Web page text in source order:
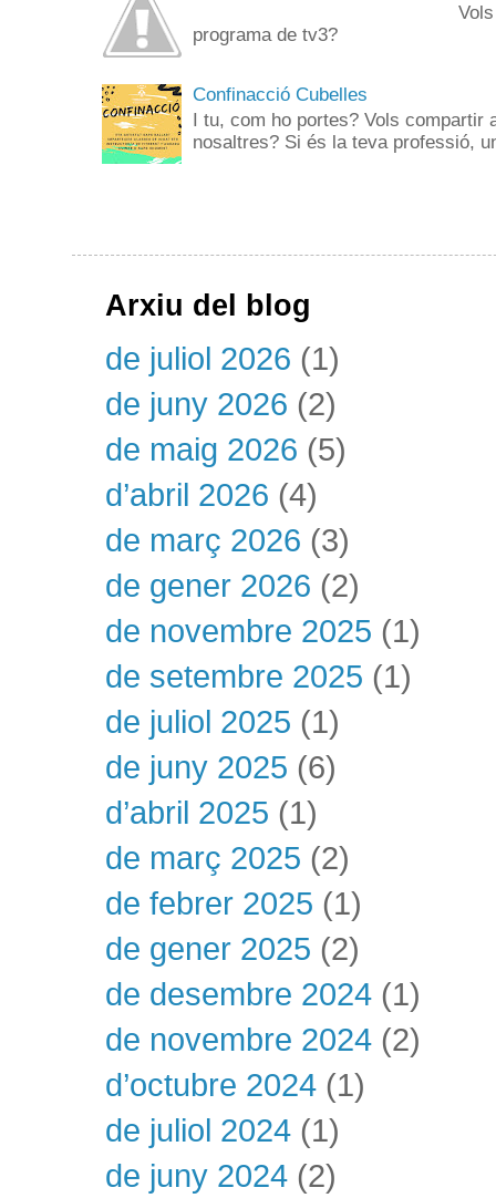
Vols anar de
programa de tv3?
Confinacció Cubelles
I tu, com ho portes? Vols compartir
nosaltres? Si és la teva professió,
Arxiu del blog
de juliol 2026 (1)
de juny 2026 (2)
de maig 2026 (5)
d’abril 2026 (4)
de març 2026 (3)
de gener 2026 (2)
de novembre 2025 (1)
de setembre 2025 (1)
de juliol 2025 (1)
de juny 2025 (6)
d’abril 2025 (1)
de març 2025 (2)
de febrer 2025 (1)
de gener 2025 (2)
de desembre 2024 (1)
de novembre 2024 (2)
d’octubre 2024 (1)
de juliol 2024 (1)
de juny 2024 (2)